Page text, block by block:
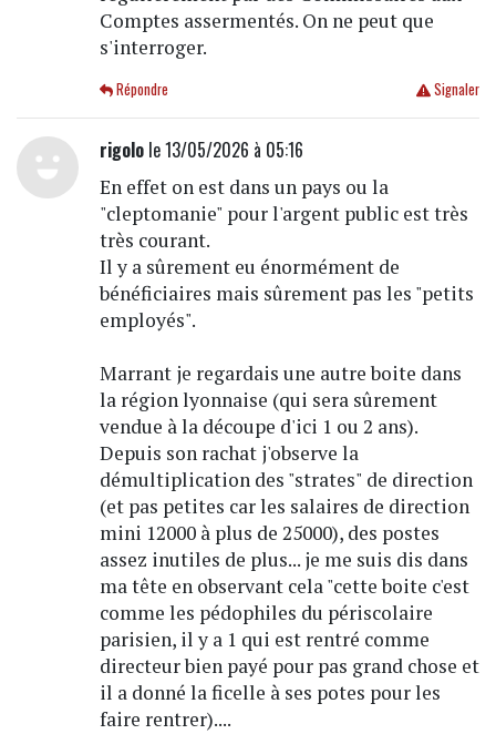
Comptes assermentés. On ne peut que
s'interroger.
Signaler
Répondre
rigolole 13/05/2026 à 05:16
En effet on est dans un pays ou la
"cleptomanie" pour l'argent public est très
très courant.
Il y a sûrement eu énormément de
bénéficiaires mais sûrement pas les "petits
employés".
Marrant je regardais une autre boite dans
la région lyonnaise (qui sera sûrement
vendue à la découpe d'ici 1 ou 2 ans).
Depuis son rachat j'observe la
démultiplication des "strates" de direction
(et pas petites car les salaires de direction
mini 12000 à plus de 25000), des postes
assez inutiles de plus... je me suis dis dans
ma tête en observant cela "cette boite c'est
comme les pédophiles du périscolaire
parisien, il y a 1 qui est rentré comme
directeur bien payé pour pas grand chose et
il a donné la ficelle à ses potes pour les
faire rentrer)....